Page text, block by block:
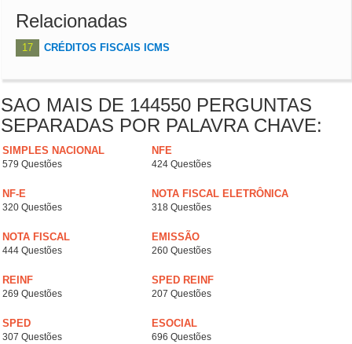
Relacionadas
17 CRÉDITOS FISCAIS ICMS
SAO MAIS DE 144550 PERGUNTAS
SEPARADAS POR PALAVRA CHAVE:
SIMPLES NACIONAL
579 Questões
NFE
424 Questões
NF-E
320 Questões
NOTA FISCAL ELETRÔNICA
318 Questões
NOTA FISCAL
444 Questões
EMISSÃO
260 Questões
REINF
269 Questões
SPED REINF
207 Questões
SPED
307 Questões
ESOCIAL
696 Questões